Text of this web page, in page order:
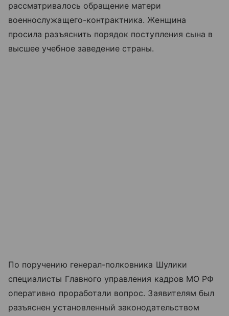
рассматривалось обращение матери
военнослужащего-контрактника. Женщина
просила разъяснить порядок поступления сына в
высшее учебное заведение страны.
По поручению генерал-полковника Шулики
специалисты Главного управления кадров МО РФ
оперативно проработали вопрос. Заявителям был
разъяснен установленный законодательством